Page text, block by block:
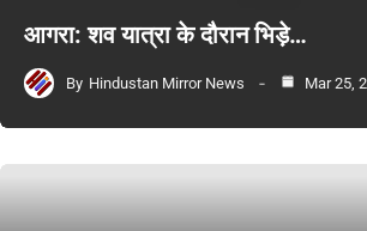
आगरा: शव यात्रा के दौरान भिड़े…
By Hindustan Mirror News Mar 25,